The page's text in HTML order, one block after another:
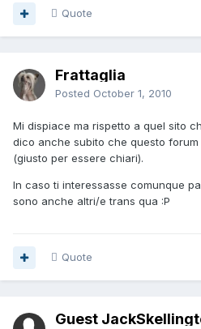
Quote
Frattaglia
Posted October 1, 2010
Mi dispiace ma rispetto a quel sito
dico anche subito che questo
(giusto per essere chiari).
In caso ti interessasse comunque
sono anche altri/e trans qua :P
Quote
Guest